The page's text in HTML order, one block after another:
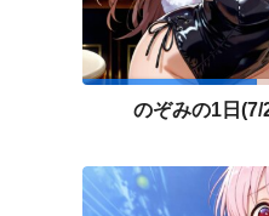
のぞみの1日(7/